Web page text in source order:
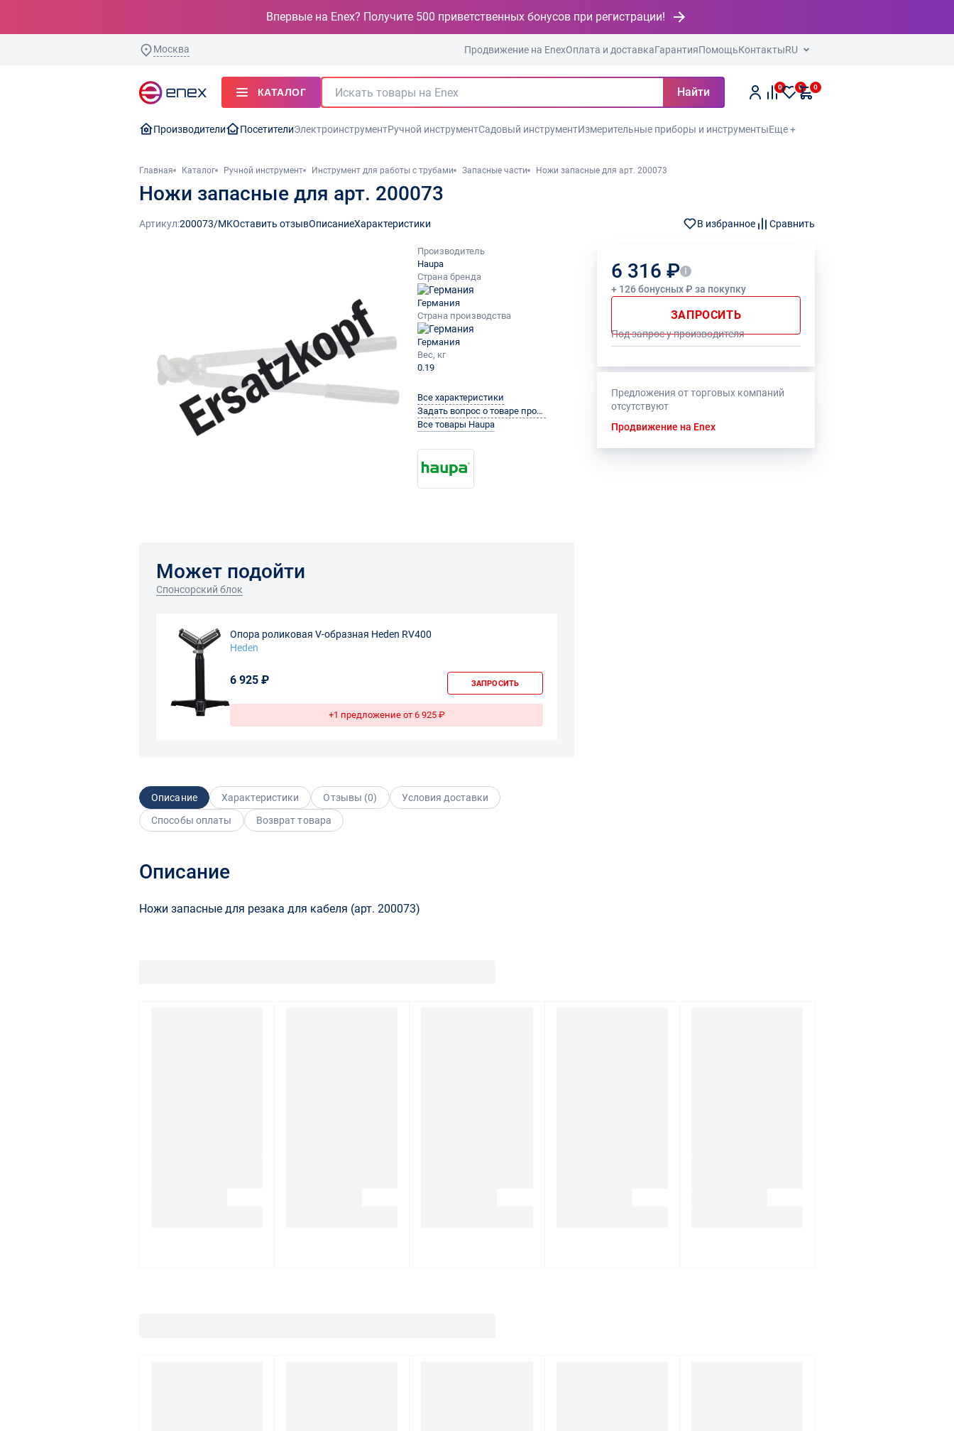
Впервые на Enex? Получите 500 приветственных бонусов при регистрации!
Москва Продвижение на EnexОплата и доставкаГарантияПомощьКонтактыRU
КАТАЛОГ Найти 0 0 0
Производители ПосетителиЭлектроинструментРучной инструментСадовый инструментИзмерительные приборы и инструментыЕще +
Главная Каталог Ручной инструмент Инструмент для работы с трубами Запасные части Ножи запасные для арт. 200073
Ножи запасные для арт. 200073
Артикул:200073/MKОставить отзывОписаниеХарактеристики В избранное Сравнить
Производитель
Haupa
Страна бренда
Германия
Страна производства
Германия
Вес, кг
0.19
Все характеристики
Задать вопрос о товаре производителю
Все товары Haupa
6 316 ₽
+ 126 бонусных ₽ за покупку
ЗАПРОСИТЬ
Под запрос у производителя
Предложения от торговых компаний
отсутствуют
Продвижение на Enex
Может подойти
Спонсорский блок
Опора роликовая V-образная Heden RV400
Heden
6 925 ₽ ЗАПРОСИТЬ
+1 предложение от 6 925 ₽
Описание Характеристики Отзывы (0)
Условия доставки
Способы оплаты
Возврат товара
Описание
Ножи запасные для резака для кабеля (арт. 200073)